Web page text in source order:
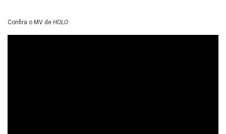
Confira o MV de HOLO: